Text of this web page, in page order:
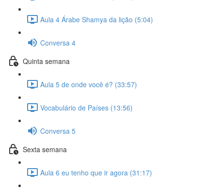
Aula 4 Árabe Shamya da lição (5:04)
Conversa 4
Quinta semana
Aula 5 de onde você é? (33:57)
Vocabulário de Países (13:56)
Conversa 5
Sexta semana
Aula 6 eu tenho que ir agora (31:17)